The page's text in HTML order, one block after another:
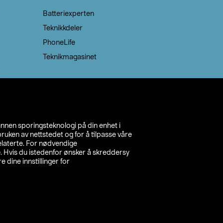
sporingsteknologi på din enhet i
av nettstedet og for å tilpasse våre
For nødvendige
Hvis du istedenfor ønsker å skreddersy
dine innstillinger for
Batteriexperten
Teknikkdeler
PhoneLife
Teknikmagasinet